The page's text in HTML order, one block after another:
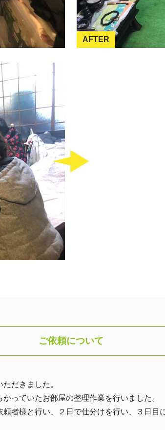
AFTER
ご依頼について
だきました。
っていたお部屋の整理作業を行いました。
者様と行い、２日で仕分けを行い、３日目